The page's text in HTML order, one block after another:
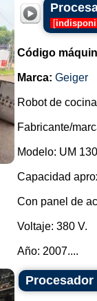
[
Código
Marca: Geiger
Robot de
Fabricante/
Modelo: UM
Capacidad
Con panel de
Voltaje: 380 V.
Año: 2007....